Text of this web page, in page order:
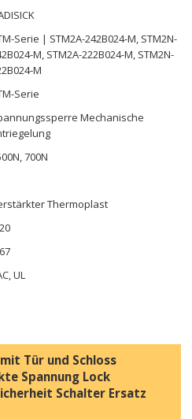
Serie | STM2A-242B024-M, STM2N-
M, STM2A-222B024-M, STM2N-
M
Serie
Mechanische
700N
Thermoplast
UL
Tür und Schloss
Spannung Lock
Schalter Ersatz